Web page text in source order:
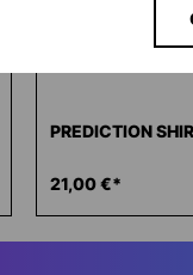
PREDICTION
21,00 €*